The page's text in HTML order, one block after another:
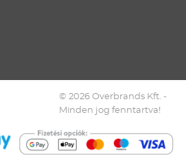
© 2026 Overbrands Kft. -
Minden jog fenntartva!